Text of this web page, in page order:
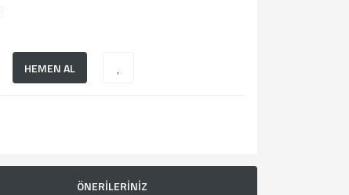
HEMEN AL
ÖNERİLERİNİZ